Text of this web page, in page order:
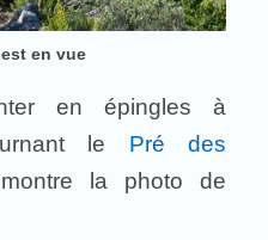
en vue
en épingles à
le Pré des
la photo de